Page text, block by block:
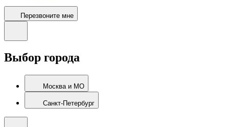
Перезвоните мне
Выбор города
Москва и МО
Санкт-Петербург